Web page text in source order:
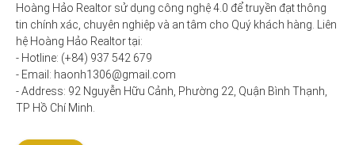
Hoàng Hảo Realtor sử dụng công nghệ 4.0 để truyền đạt thông
tin chính xác, chuyên nghiệp và an tâm cho Quý khách hàng. Liên
hệ Hoàng Hảo Realtor tại:
- Hotline: (+84) 937 542 679
- Email: haonh1306@gmail.com
- Address: 92 Nguyễn Hữu Cảnh, Phường 22, Quận Bình Thạnh,
TP Hồ Chí Minh.